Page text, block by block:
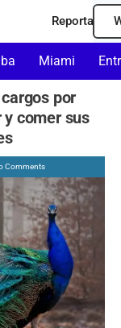
Reporta
Miami
por
comer sus
Comments